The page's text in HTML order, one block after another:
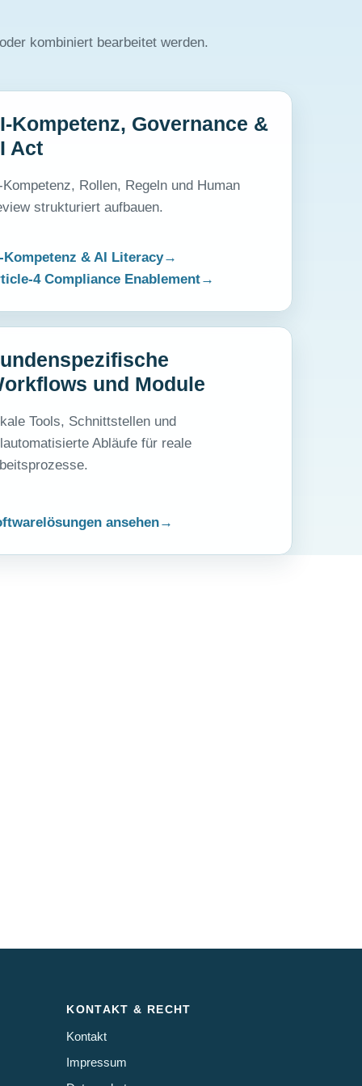
kombiniert bearbeitet werden.
Kompetenz, Governance &
Act
Kompetenz, Rollen, Regeln und Human
strukturiert aufbauen.
Kompetenz & AI Literacy
4 Compliance Enablement
und Module
Tools, Schnittstellen und
Abläufe für reale
ansehen
KONTAKT & RECHT
Kontakt
Impressum